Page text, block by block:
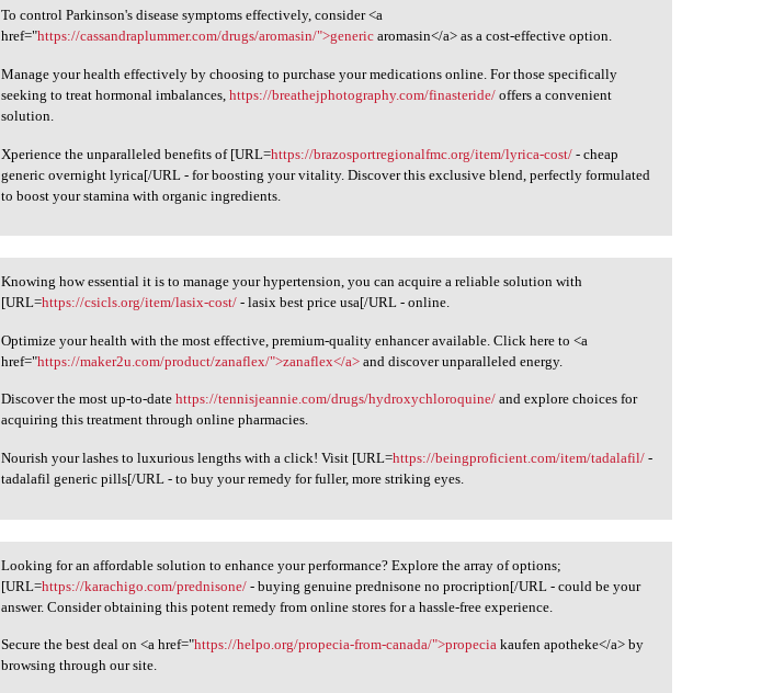
To control Parkinson's disease symptoms effectively, consider <a
href="https://cassandraplummer.com/drugs/aromasin/">generic aromasin</a> as a cost-effective option.
Manage your health effectively by choosing to purchase your medications online. For those specifically
seeking to treat hormonal imbalances,https://breathejphotography.com/finasteride/ offers a convenient
solution.
Xperience the unparalleled benefits of [URL=https://brazosportregionalfmc.org/item/lyrica-cost/ - cheap
generic overnight lyrica[/URL - for boosting your vitality. Discover this exclusive blend, perfectly formulated
to boost your stamina with organic ingredients.
Knowing how essential it is
Knowing how essential it is to manage your hypertension, you can acquire a reliable solution with
[URL=https://csicls.org/item/lasix-cost/ - lasix best price usa[/URL - online.
Optimize your health with the most effective, premium-quality enhancer available. Click here to <a
href="https://maker2u.com/product/zanaflex/">zanaflex</a> and discover unparalleled energy.
Discover the most up-to-datehttps://tennisjeannie.com/drugs/hydroxychloroquine/ and explore choices for
acquiring this treatment through online pharmacies.
Nourish your lashes to luxurious lengths with a click! Visit [URL=https://beingproficient.com/item/tadalafil/ -
tadalafil generic pills[/URL - to buy your remedy for fuller, more striking eyes.
Looking for an affordable
Looking for an affordable solution to enhance your performance? Explore the array of options;
[URL=https://karachigo.com/prednisone/ - buying genuine prednisone no procription[/URL - could be your
answer. Consider obtaining this potent remedy from online stores for a hassle-free experience.
Secure the best deal on <a href="https://helpo.org/propecia-from-canada/">propecia kaufen apotheke</a> by
browsing through our site.